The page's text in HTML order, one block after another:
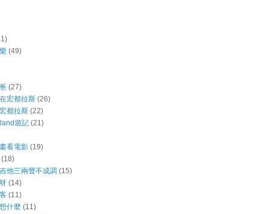
(49)
(27)
宏都拉斯 (26)
都拉斯 (22)
遊記 (21)
看電影 (19)
(18)
他三兩聲不成調 (15)
(14)
(11)
什麼 (11)